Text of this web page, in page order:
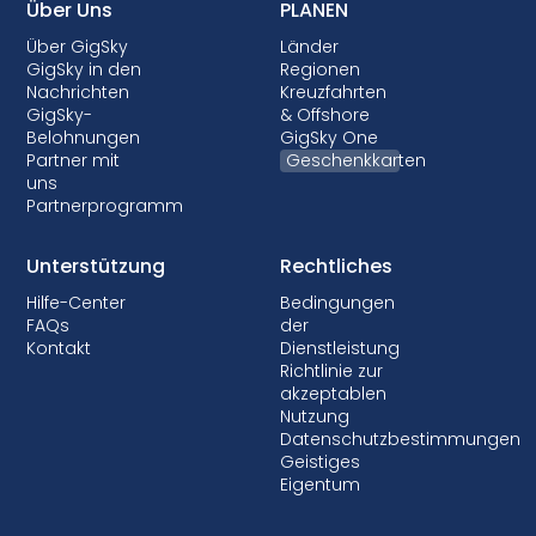
Über Uns
Über GigSky
GigSky in den
Nachrichten
GigSky-
Belohnungen
Partner mit
uns
Partnerprogramm
PLANEN
Länder
Regionen
Kreuzfahrten
& Offshore
GigSky One
Geschenkkarten
Unterstützung
Hilfe-Center
FAQs
Kontakt
Rechtliches
Bedingungen
der
Dienstleistung
Richtlinie zur
akzeptablen
Nutzung
Datenschutzbestimmungen
Geistiges
Eigentum